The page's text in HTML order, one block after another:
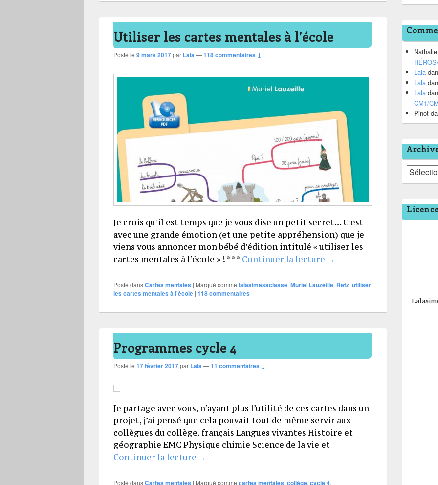
Utiliser les cartes mentales à l’école
Posté le 9 mars 2017par Lala —118 commentaires ↓
Je crois qu’il est temps que je vous dise un petit secret… C’est
avec une grande émotion (et une petite appréhension) que je
viens vous annoncer mon bébé d’édition intitulé « utiliser les
cartes mentales à l’école » ! * * *Continuer la lecture Utiliser les cartes mentales
→
Posté dansCartes mentales | Marqué comme lalaaimesaclasse, Muriel Lauzeille, Retz, utiliser
les cartes mentales à l'école | 118commentaires
Programmes cycle 4
Posté le 17 février 2017par Lala—11 commentaires ↓
Je partage avec vous, n’ayant plus l’utilité de ces cartes dans un
projet, j’ai pensé que cela pouvait tout de même servir aux
collègues du collège. français Langues vivantes Histoire et
géographie EMC Physique chimie Science de la vie et
Continuer la lecture Programmes cycle 4
→
Posté dansCartes mentales | Marqué comme cartes mentales, collège, cycle 4,
Nathalie
Lala
Lala
Lala
CM1/
Pinot
Archives
Licence